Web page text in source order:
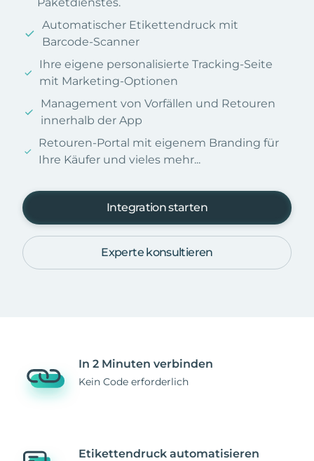
Automatischer Etikettendruck mit
Barcode-Scanner
Ihre eigene personalisierte Tracking-Seite
mit Marketing-Optionen
Management von Vorfällen und Retouren
innerhalb der App
Retouren-Portal mit eigenem Branding für
Ihre Käufer und vieles mehr...
Integration starten
Experte konsultieren
In 2 Minuten verbinden
Kein Code erforderlich
Etikettendruck automatisieren